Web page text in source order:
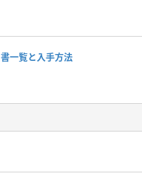
書一覧と入手方法